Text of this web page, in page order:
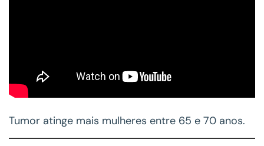
Tumor atinge mais mulheres entre 65 e 70 anos.